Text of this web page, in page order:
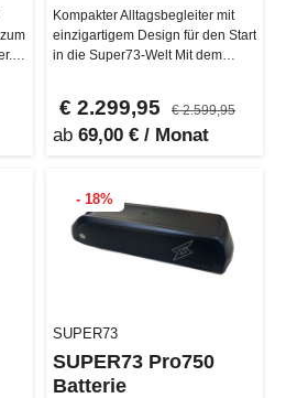
Kompakter Alltagsbegleiter mit
einzigartigem Design für den Start
in die Super73-Welt Mit dem
€ 2.299,95 € 2.599,95
ab 69,00 € / Monat
- 18%
SUPER73
SUPER73 Pro750
Batterie